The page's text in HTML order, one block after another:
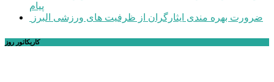
پیام
ضرورت بهره مندی ایثارگران از ظرفیت های ورزشی البرز
کاریکاتور روز